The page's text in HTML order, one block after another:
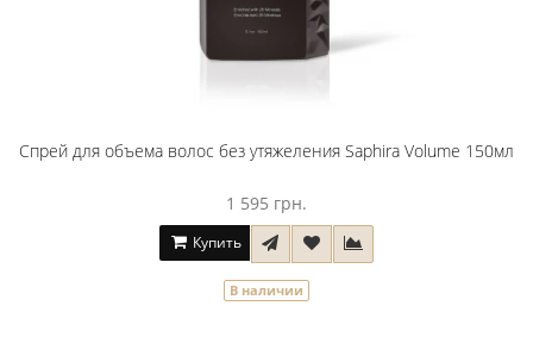
Спрей для объема волос без утяжеления Saphira Volume 150мл
1 595 грн.
Купить
В наличии